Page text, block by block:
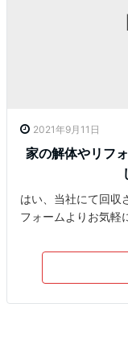
2021年9月11日
家の解体やリフ
はい、当社にて回収
フォームよりお気軽